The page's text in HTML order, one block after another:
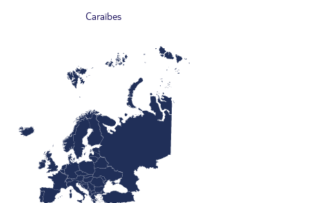
Caraïbes